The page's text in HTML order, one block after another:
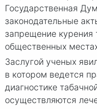
Государственная
законодательные
запрещение курения
общественных
Заслугой ученых
в котором ведется
диагностике
осуществляются